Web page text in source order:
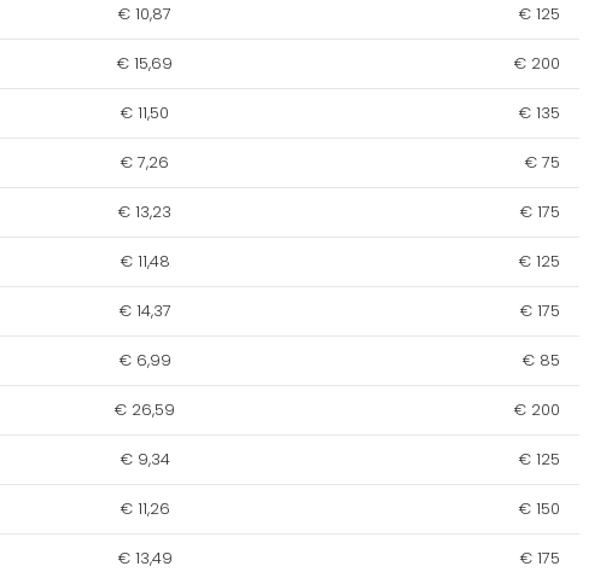
€ 10,87 € 125
€ 15,69 € 200
€ 11,50 € 135
€ 7,26 € 75
€ 13,23 € 175
€ 11,48 € 125
€ 14,37 € 175
€ 6,99 € 85
€ 26,59 € 200
€ 9,34 € 125
€ 11,26 € 150
€ 13,49 € 175